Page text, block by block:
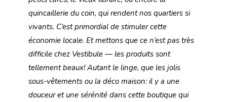
quincaillerie du coin, qui rendent nos quartiers si
vivants. C’est primordial de stimuler cette
économie locale. Et mettons que ce n’est pas très
difficile chez Vestibule — les produits sont
tellement beaux! Autant le linge, que les jolis
sous-vêtements ou la déco maison: il y a une
douceur et une sérénité dans cette boutique qui